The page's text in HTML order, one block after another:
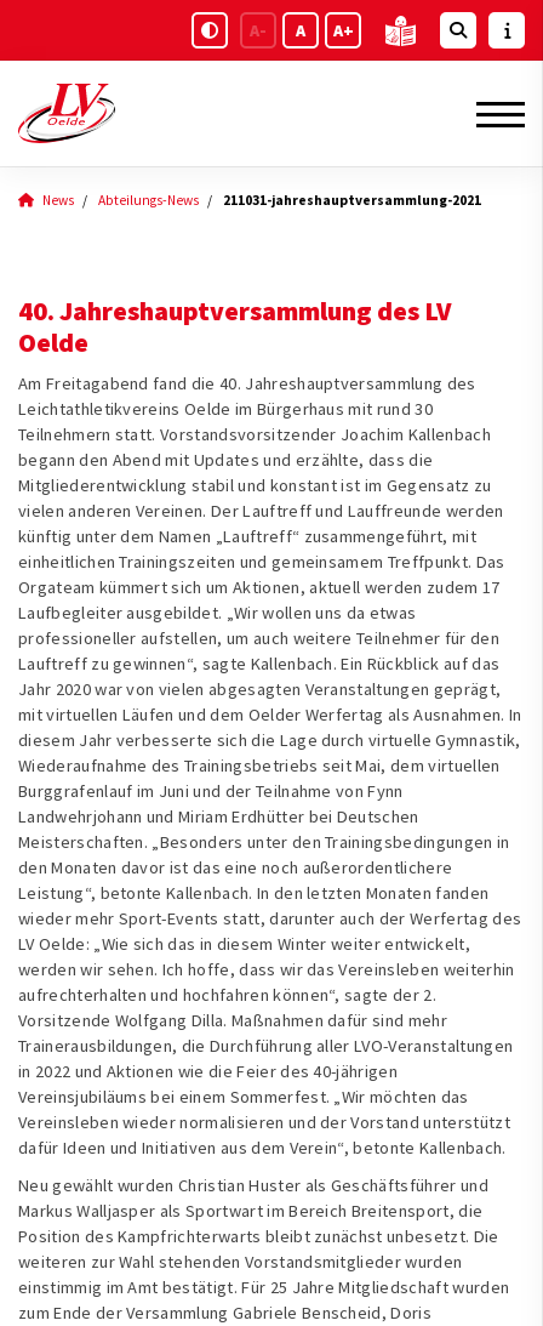
A- A A+
News Abteilungs-News 211031-jahreshauptversammlung-2021
40. Jahreshauptversammlung des LV
Oelde
Am Freitagabend fand die 40. Jahreshauptversammlung des
Leichtathletikvereins Oelde im Bürgerhaus mit rund 30
Teilnehmern statt. Vorstandsvorsitzender Joachim Kallenbach
begann den Abend mit Updates und erzählte, dass die
Mitgliederentwicklung stabil und konstant ist im Gegensatz zu
vielen anderen Vereinen. Der Lauftreff und Lauffreunde werden
künftig unter dem Namen „Lauftreff“ zusammengeführt, mit
einheitlichen Trainingszeiten und gemeinsamem Treffpunkt. Das
Orgateam kümmert sich um Aktionen, aktuell werden zudem 17
Laufbegleiter ausgebildet. „Wir wollen uns da etwas
professioneller aufstellen, um auch weitere Teilnehmer für den
Lauftreff zu gewinnen“, sagte Kallenbach. Ein Rückblick auf das
Jahr 2020 war von vielen abgesagten Veranstaltungen geprägt,
mit virtuellen Läufen und dem Oelder Werfertag als Ausnahmen. In
diesem Jahr verbesserte sich die Lage durch virtuelle Gymnastik,
Wiederaufnahme des Trainingsbetriebs seit Mai, dem virtuellen
Burggrafenlauf im Juni und der Teilnahme von Fynn
Landwehrjohann und Miriam Erdhütter bei Deutschen
Meisterschaften. „Besonders unter den Trainingsbedingungen in
den Monaten davor ist das eine noch außerordentlichere
Leistung“, betonte Kallenbach. In den letzten Monaten fanden
wieder mehr Sport-Events statt, darunter auch der Werfertag des
LV Oelde: „Wie sich das in diesem Winter weiter entwickelt,
werden wir sehen. Ich hoffe, dass wir das Vereinsleben weiterhin
aufrechterhalten und hochfahren können“, sagte der 2.
Vorsitzende Wolfgang Dilla. Maßnahmen dafür sind mehr
Trainerausbildungen, die Durchführung aller LVO-Veranstaltungen
in 2022 und Aktionen wie die Feier des 40-jährigen
Vereinsjubiläums bei einem Sommerfest. „Wir möchten das
Vereinsleben wieder normalisieren und der Vorstand unterstützt
dafür Ideen und Initiativen aus dem Verein“, betonte Kallenbach.
Neu gewählt wurden Christian Huster als Geschäftsführer und
Markus Walljasper als Sportwart im Bereich Breitensport, die
Position des Kampfrichterwarts bleibt zunächst unbesetzt. Die
weiteren zur Wahl stehenden Vorstandsmitglieder wurden
einstimmig im Amt bestätigt. Für 25 Jahre Mitgliedschaft wurden
zum Ende der Versammlung Gabriele Benscheid, Doris